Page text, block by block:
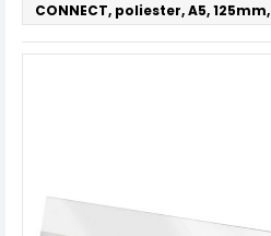
CONNECT, poliester, A5,